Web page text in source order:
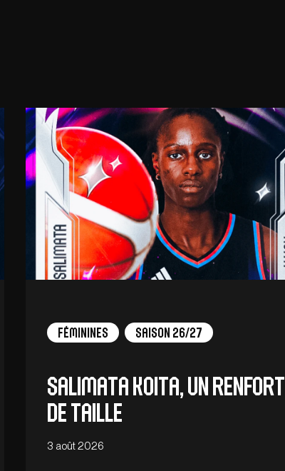
Féminines Saison 26/27
Salimata Koita, un renfort
de taille
3 août 2026